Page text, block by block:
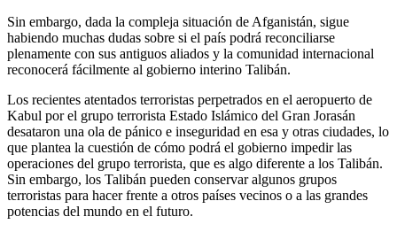
Sin embargo, dada la compleja situación de Afganistán, sigue
habiendo muchas dudas sobre si el país podrá reconciliarse
plenamente con sus antiguos aliados y la comunidad internacional
reconocerá fácilmente al gobierno interino Talibán.
Los recientes atentados terroristas perpetrados en el aeropuerto de
Kabul por el grupo terrorista Estado Islámico del Gran Jorasán
desataron una ola de pánico e inseguridad en esa y otras ciudades, lo
que plantea la cuestión de cómo podrá el gobierno impedir las
operaciones del grupo terrorista, que es algo diferente a los Talibán.
Sin embargo, los Talibán pueden conservar algunos grupos
terroristas para hacer frente a otros países vecinos o a las grandes
potencias del mundo en el futuro.